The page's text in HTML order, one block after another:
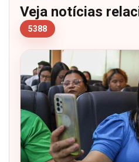
Veja notícias
5388